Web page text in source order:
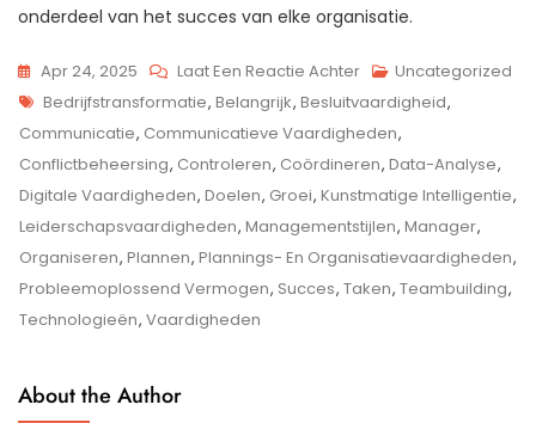
onderdeel van het succes van elke organisatie.
Apr 24, 2025 Laat Een Reactie AchterOp
Essentiële
Voor
Succesvol
Leiderschap
Uncategorized
Tags
Bedrijfstransformatie, Belangrijk, Besluitvaardigheid,
Communicatie, Communicatieve Vaardigheden,
Conflictbeheersing, Controleren, Coördineren, Data-Analyse,
Digitale Vaardigheden, Doelen, Groei, Kunstmatige Intelligentie,
Leiderschapsvaardigheden, Managementstijlen, Manager,
Organiseren, Plannen, Plannings- En Organisatievaardigheden,
Probleemoplossend Vermogen, Succes, Taken, Teambuilding,
Technologieën, Vaardigheden
About the Author